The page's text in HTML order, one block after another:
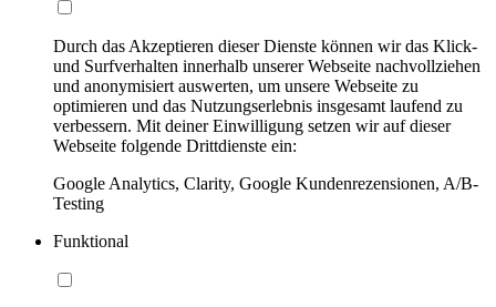
Durch das Akzeptieren dieser Dienste können wir das Klick-
und Surfverhalten innerhalb unserer Webseite nachvollziehen
und anonymisiert auswerten, um unsere Webseite zu
optimieren und das Nutzungserlebnis insgesamt laufend zu
verbessern. Mit deiner Einwilligung setzen wir auf dieser
Webseite folgende Drittdienste ein:
Google Analytics, Clarity, Google Kundenrezensionen, A/B-
Testing
Funktional